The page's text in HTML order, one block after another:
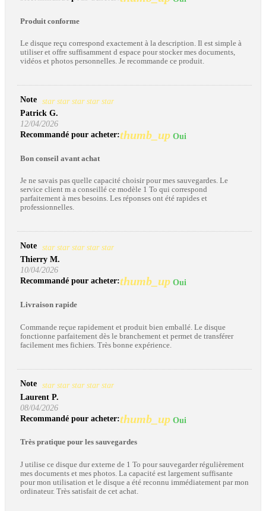
Produit conforme
Le disque reçu correspond exactement à la description. Il est simple à
utiliser et offre suffisamment d espace pour stocker mes documents,
vidéos et photos personnelles. Je recommande ce produit.
Note star star star star star
Patrick G.
12/04/2026
Recommandé pour acheter:thumb_up Oui
Bon conseil avant achat
Je ne savais pas quelle capacité choisir pour mes sauvegardes. Le
service client m a conseillé ce modèle 1 To qui correspond
parfaitement à mes besoins. Les réponses ont été rapides et
professionnelles.
Note star star star star star
Thierry M.
10/04/2026
Recommandé pour acheter:thumb_up Oui
Livraison rapide
Commande reçue rapidement et produit bien emballé. Le disque
fonctionne parfaitement dès le branchement et permet de transférer
facilement mes fichiers. Très bonne expérience.
Note star star star star star
Laurent P.
08/04/2026
Recommandé pour acheter:thumb_up Oui
Très pratique pour les sauvegardes
J utilise ce disque dur externe de 1 To pour sauvegarder régulièrement
mes documents et mes photos. La capacité est largement suffisante
pour mon utilisation et le disque a été reconnu immédiatement par mon
ordinateur. Très satisfait de cet achat.